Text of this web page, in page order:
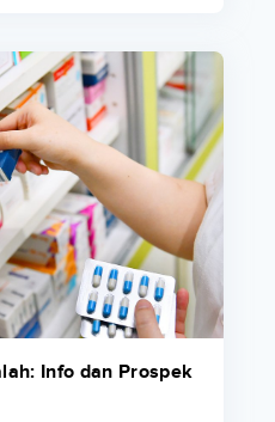
Info dan Prospek